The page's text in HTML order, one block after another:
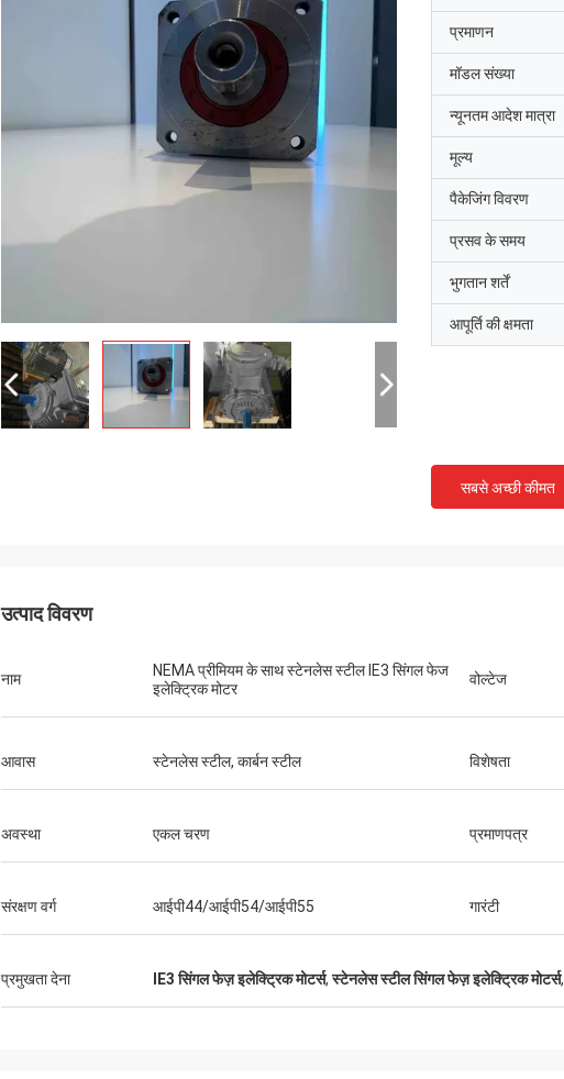
प्रमाणन
मॉडल संख्या
न्यूनतम आदेश मात्रा
मूल्य
पैकेजिंग विवरण
प्रसव के समय
भुगतान शर्तें
आपूर्ति की क्षमता
सबसे अच्छी कीमत
उत्पाद विवरण
नाम
NEMA प्रीमियम के साथ स्टेनलेस स्टील IE3 सिंगल फेज
इलेक्ट्रिक मोटर
वोल्टेज
आवास स्टेनलेस स्टील, कार्बन स्टील विशेषता
अवस्था एकल चरण प्रमाणपत्र
संरक्षण वर्ग आईपी44/आईपी54/आईपी55 गारंटी
प्रमुखता देना IE3 सिंगल फेज़ इलेक्ट्रिक मोटर्स,स्टेनलेस स्टील सिंगल फेज़ इलेक्ट्रिक मोटर्स,